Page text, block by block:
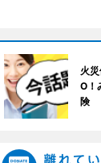
火
O！
険